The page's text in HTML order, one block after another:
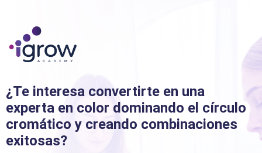
¿Te interesa convertirte en una
experta en color dominando el círculo
cromático y creando combinaciones
exitosas?